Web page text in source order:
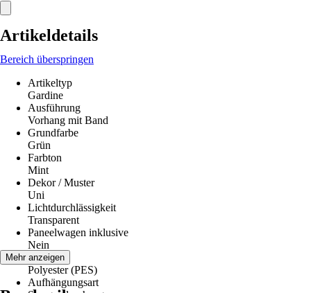
Artikeldetails
Bereich überspringen
Artikeltyp
Gardine
Ausführung
Vorhang mit Band
Grundfarbe
Grün
Farbton
Mint
Dekor / Muster
Uni
Lichtdurchlässigkeit
Transparent
Paneelwagen inklusive
Nein
Material
Polyester (PES)
Aufhängungsart
Mehr anzeigen